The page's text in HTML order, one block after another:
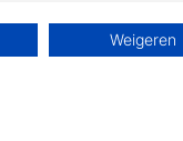
Weigeren